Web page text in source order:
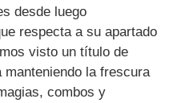
desde luego
respecta a su apartado
visto un título de
la frescura
combos y